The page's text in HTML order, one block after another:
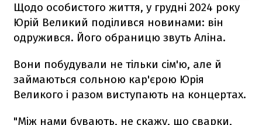
Щодо особистого життя, у грудні 2024 року
Юрій Великий поділився новинами: він
одружився. Його обраницю звуть Аліна.
Вони побудували не тільки сім'ю, але й
займаються сольною кар'єрою Юрія
Великого і разом виступають на концертах.
"Між нами бувають, не скажу, що сварки,